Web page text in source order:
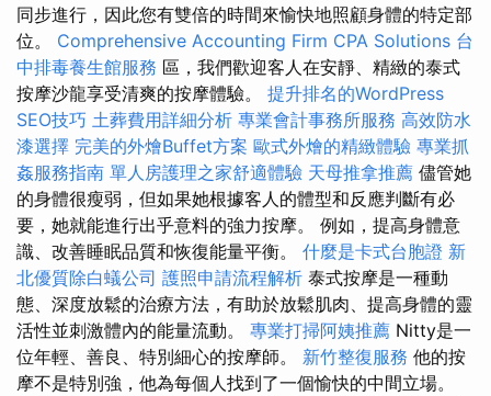
同步進行，因此您有雙倍的時間來愉快地照顧身體的特定部
位。 Comprehensive Accounting Firm CPA Solutions 台
中排毒養生館服務 區，我們歡迎客人在安靜、精緻的泰式
按摩沙龍享受清爽的按摩體驗。 提升排名的WordPress
SEO技巧 土葬費用詳細分析 專業會計事務所服務 高效防水
漆選擇 完美的外燴Buffet方案 歐式外燴的精緻體驗 專業抓
姦服務指南 單人房護理之家舒適體驗 天母推拿推薦 儘管她
的身體很瘦弱，但如果她根據客人的體型和反應判斷有必
要，她就能進行出乎意料的強力按摩。 例如，提高身體意
識、改善睡眠品質和恢復能量平衡。 什麼是卡式台胞證 新
北優質除白蟻公司 護照申請流程解析 泰式按摩是一種動
態、深度放鬆的治療方法，有助於放鬆肌肉、提高身體的靈
活性並刺激體內的能量流動。 專業打掃阿姨推薦 Nitty是一
位年輕、善良、特別細心的按摩師。 新竹整復服務 他的按
摩不是特別強，他為每個人找到了一個愉快的中間立場。